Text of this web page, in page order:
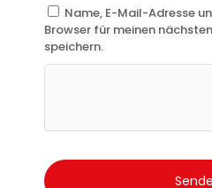
Name, E-Mail-Adresse
Browser für meinen
speichern.